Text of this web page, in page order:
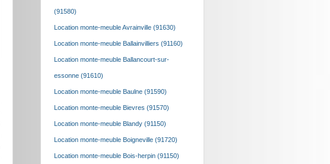
(91580)
Location monte-meuble Avrainville (91630)
Location monte-meuble Ballainvilliers (91160)
Location monte-meuble Ballancourt-sur-
essonne (91610)
Location monte-meuble Baulne (91590)
Location monte-meuble Bievres (91570)
Location monte-meuble Blandy (91150)
Location monte-meuble Boigneville (91720)
Location monte-meuble Bois-herpin (91150)